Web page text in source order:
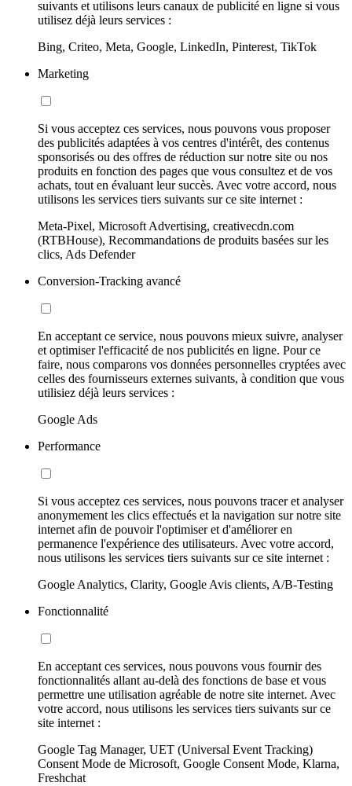
suivants et utilisons leurs canaux de publicité en ligne si vous
utilisez déjà leurs services :
Bing, Criteo, Meta, Google, LinkedIn, Pinterest, TikTok
Marketing
Si vous acceptez ces services, nous pouvons vous proposer
des publicités adaptées à vos centres d'intérêt, des contenus
sponsorisés ou des offres de réduction sur notre site ou nos
produits en fonction des pages que vous consultez et de vos
achats, tout en évaluant leur succès. Avec votre accord, nous
utilisons les services tiers suivants sur ce site internet :
Meta-Pixel, Microsoft Advertising, creativecdn.com
(RTBHouse), Recommandations de produits basées sur les
clics, Ads Defender
Conversion-Tracking avancé
En acceptant ce service, nous pouvons mieux suivre, analyser
et optimiser l'efficacité de nos publicités en ligne. Pour ce
faire, nous comparons vos données personnelles cryptées avec
celles des fournisseurs externes suivants, à condition que vous
utilisiez déjà leurs services :
Google Ads
Performance
Si vous acceptez ces services, nous pouvons tracer et analyser
anonymement les clics effectués et la navigation sur notre site
internet afin de pouvoir l'optimiser et d'améliorer en
permanence l'expérience des utilisateurs. Avec votre accord,
nous utilisons les services tiers suivants sur ce site internet :
Google Analytics, Clarity, Google Avis clients, A/B-Testing
Fonctionnalité
En acceptant ces services, nous pouvons vous fournir des
fonctionnalités allant au-delà des fonctions de base et vous
permettre une utilisation agréable de notre site internet. Avec
votre accord, nous utilisons les services tiers suivants sur ce
site internet :
Google Tag Manager, UET (Universal Event Tracking)
Consent Mode de Microsoft, Google Consent Mode, Klarna,
Freshchat